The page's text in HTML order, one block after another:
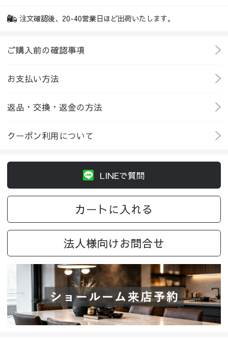
注文確認後、20-40営業日ほど出荷いたします。
ご購入前の確認事項
お支払い方法
返品・交換・返金の方法
クーポン利用について
LINEで質問
カートに入れる
法人様向けお問合せ